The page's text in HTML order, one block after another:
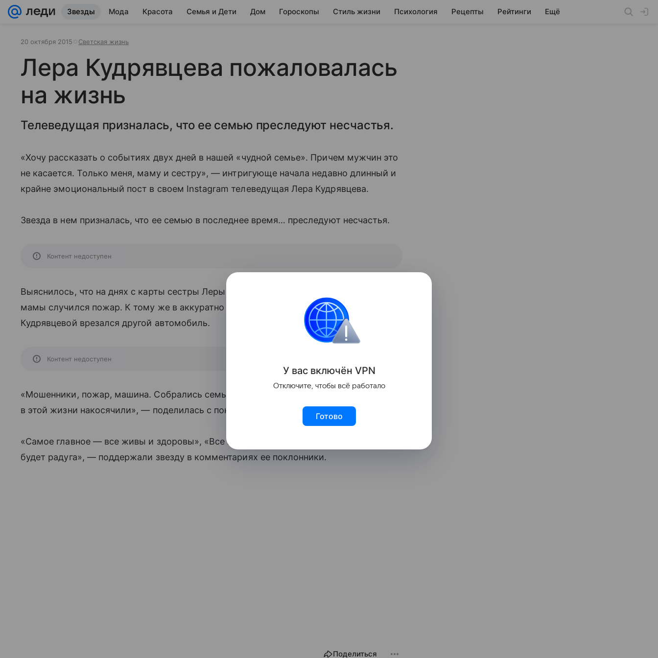
Звезды Мода Красота Семья и Дети Дом Гороскопы Стиль жизни Психология Рецепты Рейтинги Ещё
20 октября 2015 Светская жизнь
Лера Кудрявцева пожаловалась
на жизнь
Телеведущая призналась, что ее семью преследуют несчастья.
«Хочу рассказать о событиях двух дней в нашей «чудной семье». Причем мужчин это
не касается. Только меня, маму и сестру», — интригующе начала недавно длинный и
крайне эмоциональный пост в своем Instagram телеведущая Лера Кудрявцева.
Звезда в нем призналась, что ее семью в последнее время… преследуют несчастья.
Контент недоступен
Выяснилось, что на днях с карты сестры Леры сняли деньги мошенники, а в квартире
мамы случился пожар. К тому же в аккуратно припаркованную машину самой
Кудрявцевой врезался другой автомобиль.
Контент недоступен
«Мошенники, пожар, машина. Собрались семьей у сестры думу думать, где и как мы
в этой жизни накосячили», — поделилась с поклонниками телеведущая.
«Самое главное — все живы и здоровы», «Все пройдет», «Черная полоса пройдет, и
будет радуга», — поддержали звезду в комментариях ее поклонники.
Поделиться
У вас включён VPN
Отключите, чтобы всё работало
Готово